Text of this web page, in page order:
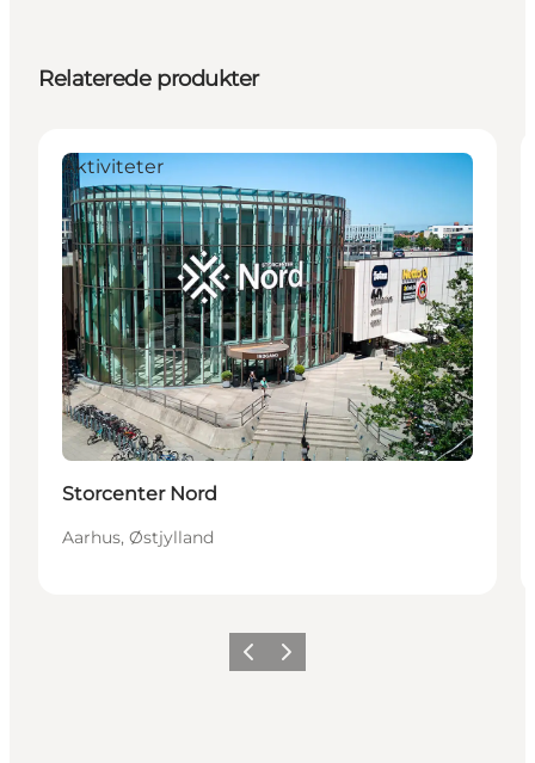
Relaterede produkter
Aktiviteter
Storcenter Nord
Aarhus, Østjylland
ForrigeNæste